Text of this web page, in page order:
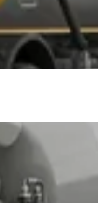
تتولى معدات البناء